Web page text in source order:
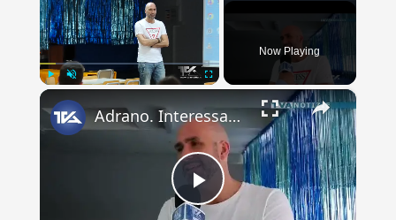
Now Playing
×
Play
Adrano. Interessante incontro al liceo “Verga” con il prof. Fabio Gamberini. Studenti del Linguistic